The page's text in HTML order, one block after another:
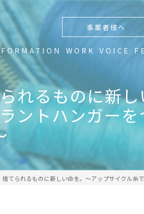
事業者様へ
ャツ回収中
受賞歴
WORK VOICE
るものに新し
ントハンガー
られるものに新しい命を。～アップサイクル糸